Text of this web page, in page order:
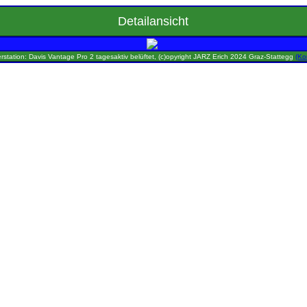
Detailansicht
Davis Vantage Pro 2 tagesaktiv belüftet, (c)opyright JARZ Erich 2024 Graz-Stattegg